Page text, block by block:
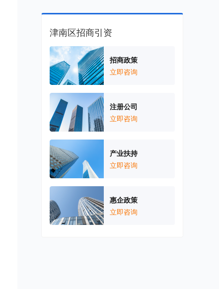
津南区招商引资
招商政策
立即咨询
注册公司
立即咨询
产业扶持
立即咨询
惠企政策
立即咨询